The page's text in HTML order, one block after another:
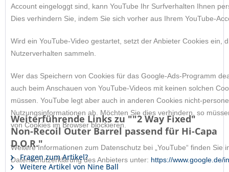
Account eingeloggt sind, kann YouTube Ihr Surfverhalten Ihnen
Dies verhindern Sie, indem Sie sich vorher aus Ihrem YouTube-
Wird ein YouTube-Video gestartet, setzt der Anbieter Cookies ein,
Nutzerverhalten sammeln.
Wer das Speichern von Cookies für das Google-Ads-Programm
auch beim Anschauen von YouTube-Videos mit keinen solchen
müssen. YouTube legt aber auch in anderen Cookies nicht-
Nutzungsinformationen ab. Möchten Sie dies verhindern, so
von Cookies im Browser blockieren.
Weitere Informationen zum Datenschutz bei „YouTube“ finden Sie
Datenschutzerklärung des Anbieters unter: https://www.google.de/
Weiterführende Links zu ""2 Way Fixed"
Non-Recoil Outer Barrel passend für Hi-Capa
D.O.R."
Fragen zum Artikel?
Weitere Artikel von Nine Ball